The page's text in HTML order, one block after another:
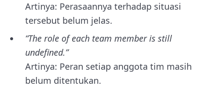
Artinya: Perasaannya terhadap situasi
tersebut belum jelas.
“The role of each team member is still
undefined.”
Artinya: Peran setiap anggota tim masih
belum ditentukan.